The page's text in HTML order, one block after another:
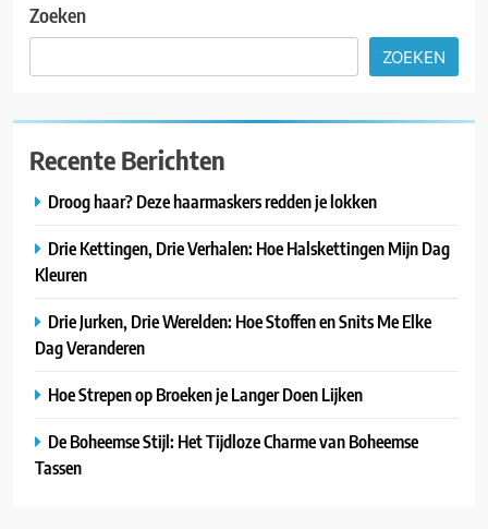
Zoeken
ZOEKEN
Recente Berichten
Droog haar? Deze haarmaskers redden je lokken
Drie Kettingen, Drie Verhalen: Hoe Halskettingen Mijn Dag
Kleuren
Drie Jurken, Drie Werelden: Hoe Stoffen en Snits Me Elke
Dag Veranderen
Hoe Strepen op Broeken je Langer Doen Lijken
De Boheemse Stijl: Het Tijdloze Charme van Boheemse
Tassen